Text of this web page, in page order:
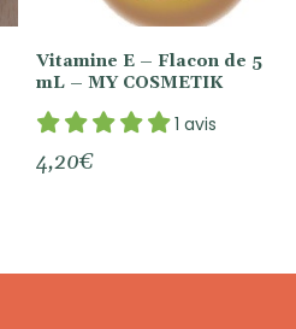
Vitamine E – Flacon de 5
mL – MY COSMETIK
1 avis
4,20€